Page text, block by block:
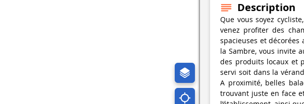
Description
Que vous soyez
venez profiter des
spacieuses et
la Sambre, vous invite
des produits locaux et
servi soit dans la
A proximité, belles
trouvant juste en face